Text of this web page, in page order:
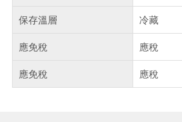
保存溫層
冷藏
應免稅
應稅
應免稅
應稅